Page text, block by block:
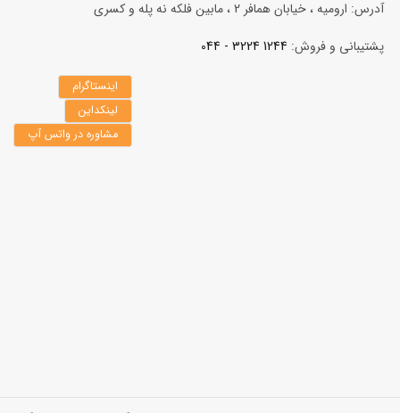
آدرس: ارومیه ، خیابان همافر 2 ، مابين فلكه نه پله و کسری
پشتیبانی و فروش: 1244 3224 - 044
اینستاگرام
لینکداین
مشاوره در واتس آپ